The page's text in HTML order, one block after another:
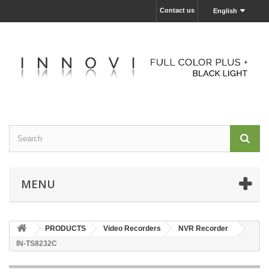
English
Contact us
MENU
PRODUCTS Video Recorders
NVR Recorder
IN-TS8232C